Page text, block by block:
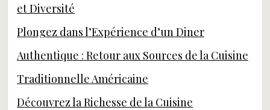
et Diversité
Plongez dans l’Expérience d’un Diner
Authentique : Retour aux Sources de la Cuisine
Traditionnelle Américaine
Découvrez la Richesse de la Cuisine